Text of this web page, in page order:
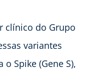
clínico do Grupo
variantes
Spike (Gene S),